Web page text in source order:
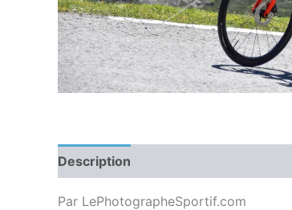
Description
Par LePhotographeSportif.com